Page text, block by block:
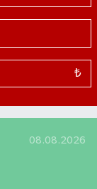
₺
08.08.2026